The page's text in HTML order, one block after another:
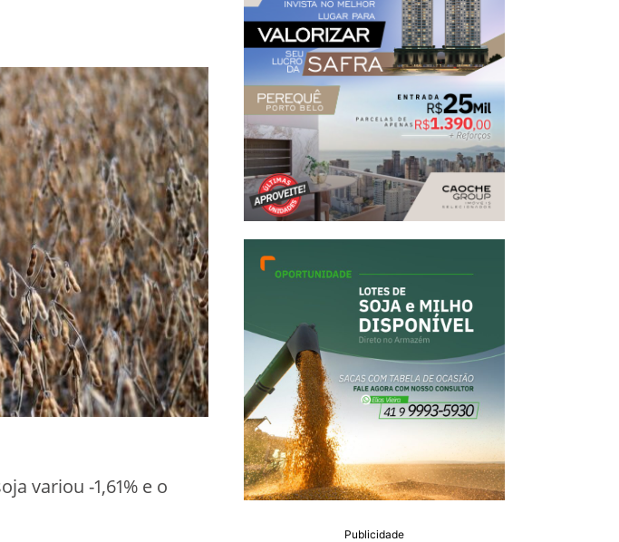
variou -1,61% e o
Publicidade